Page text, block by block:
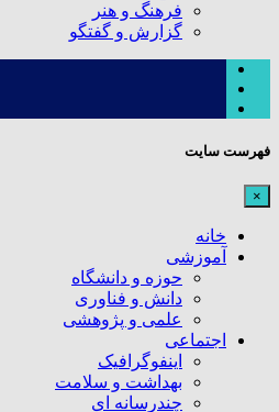
فرهنگ و هنر
گزارش و گفتگو
فهرست سایت
×
خانه
آموزشی
حوزه و دانشگاه
دانش و فناوری
علمی و پژوهشی
اجتماعی
اینفوگرافیک
بهداشت و سلامت
چندرسانه ای